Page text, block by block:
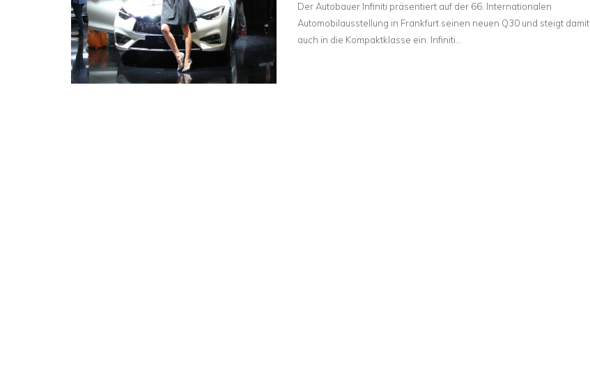
Der Autobauer Infiniti präsentiert auf der 66. Internationalen
Automobilausstellung in Frankfurt seinen neuen Q30 und steigt damit
auch in die Kompaktklasse ein. Infiniti…